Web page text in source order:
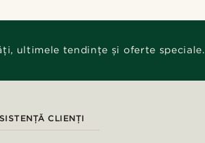
ultimele tendințe și oferte speciale.
CLIENȚI